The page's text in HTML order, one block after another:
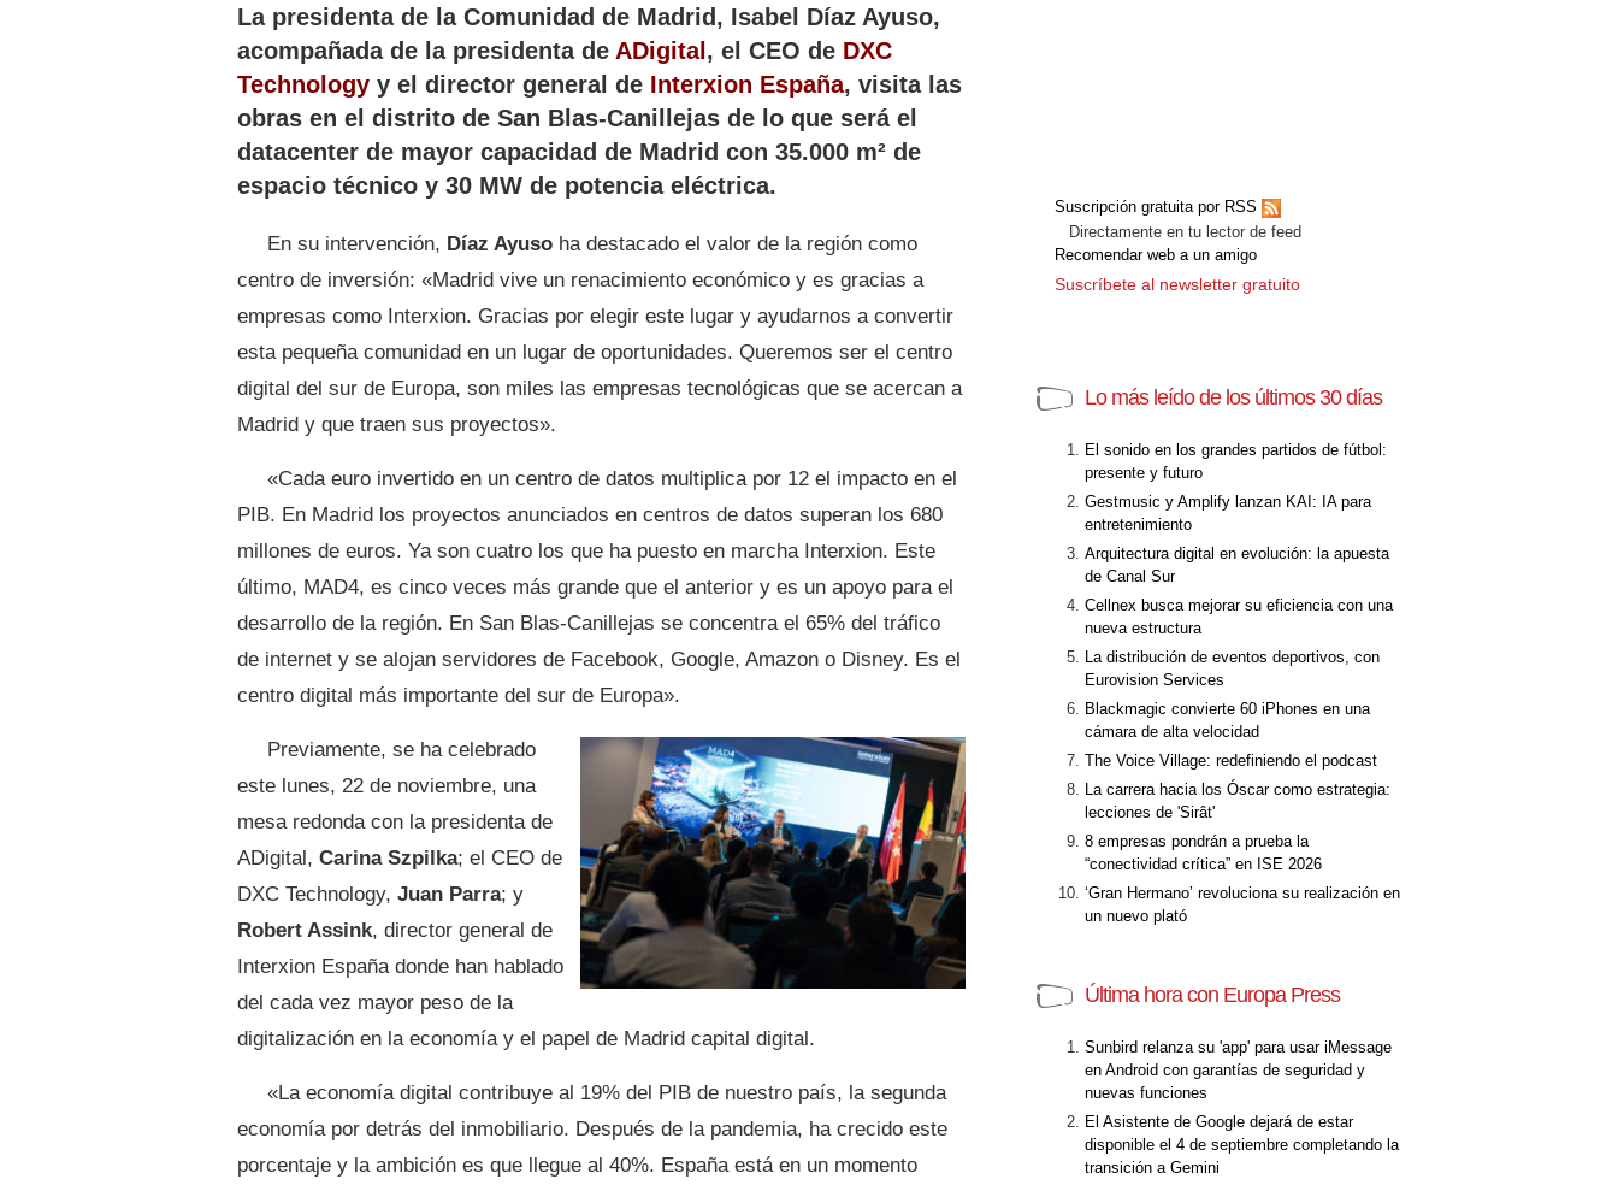
La presidenta de la Comunidad de Madrid, Isabel Díaz Ayuso,
acompañada de la presidenta de ADigital , el CEO de DXC
Technology y el director general de Interxion España, visita las
obras en el distrito de San Blas-Canillejas de lo que será el
datacenter de mayor capacidad de Madrid con 35.000 m² de
espacio técnico y 30 MW de potencia eléctrica.
En su intervención, Díaz Ayuso ha destacado el valor de la región como
centro de inversión: «Madrid vive un renacimiento económico y es gracias a
empresas como Interxion. Gracias por elegir este lugar y ayudarnos a convertir
esta pequeña comunidad en un lugar de oportunidades. Queremos ser el centro
digital del sur de Europa, son miles las empresas tecnológicas que se acercan a
Madrid y que traen sus proyectos».
«Cada euro invertido en un centro de datos multiplica por 12 el impacto en el
PIB. En Madrid los proyectos anunciados en centros de datos superan los 680
millones de euros. Ya son cuatro los que ha puesto en marcha Interxion. Este
último, MAD4, es cinco veces más grande que el anterior y es un apoyo para el
desarrollo de la región. En San Blas-Canillejas se concentra el 65% del tráfico
de internet y se alojan servidores de Facebook, Google, Amazon o Disney. Es el
centro digital más importante del sur de Europa».
Previamente, se ha celebrado
este lunes, 22 de noviembre, una
mesa redonda con la presidenta de
ADigital, Carina Szpilka; el CEO de
DXC Technology, Juan Parra; y
Robert Assink, director general de
Interxion España donde han hablado
del cada vez mayor peso de la
digitalización en la economía y el papel de Madrid capital digital.
«La economía digital contribuye al 19% del PIB de nuestro país, la segunda
economía por detrás del inmobiliario. Después de la pandemia, ha crecido este
porcentaje y la ambición es que llegue al 40%. España está en un momento
Suscripción gratuita por RSS
Directamente en tu lector de feed
Recomendar web a un amigo
Suscríbete al newsletter gratuito
Lo más leído de los últimos 30 días
El sonido en los grandes partidos de fútbol:
presente y futuro
Gestmusic y Amplify lanzan KAI: IA para
entretenimiento
Arquitectura digital en evolución: la apuesta
de Canal Sur
Cellnex busca mejorar su eficiencia con una
nueva estructura
La distribución de eventos deportivos, con
Eurovision Services
Blackmagic convierte 60 iPhones en una
cámara de alta velocidad
The Voice Village: redefiniendo el podcast
La carrera hacia los Óscar como estrategia:
lecciones de 'Sirât'
8 empresas pondrán a prueba la
“conectividad crítica” en ISE 2026
‘Gran Hermano’ revoluciona su realización en
un nuevo plató
Última hora con Europa Press
Sunbird relanza su 'app' para usar iMessage
en Android con garantías de seguridad y
nuevas funciones
El Asistente de Google dejará de estar
disponible el 4 de septiembre completando la
transición a Gemini